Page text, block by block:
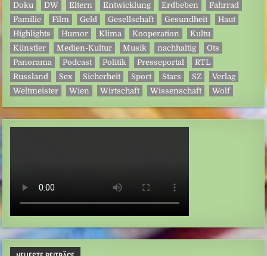
Doku
DW Eltern Entwicklung Erdbeben
Fahrrad
Familie
Film Geld Gesellschaft Gesundheit
Haut
Highlights
Humor Klima Kooperation
Kultu
Künstler
Medien-Kultur Musik nachhaltig
Ots
Panorama
Podcast Politik Presseportal
RTL
Russland
Sex Sicherheit Sport Stars SZ
Verlag
Weltmeister
Wien Wirtschaft Wissenschaft Wolf